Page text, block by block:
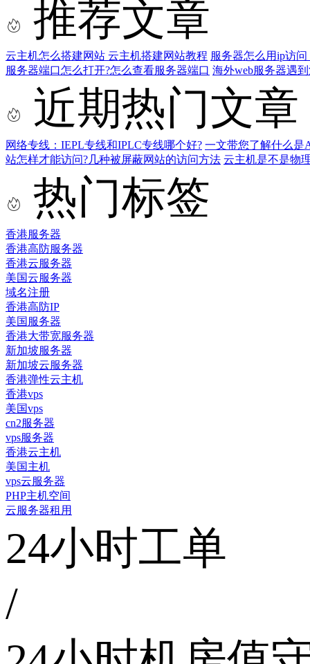
推荐文章
云主机怎么搭建网站 云主机搭建网站教程 服务器怎么用ip访问
服务器端口怎么打开?怎么查看服务器端口 海外web服务器遇
近期热门文章
网络专线：IEPL专线和IPLC专线哪个好? 一文带您了解什么是
站怎样才能访问?几种被屏蔽网站的访问方法 云主机是不是物
热门标签
香港服务器
香港高防服务器
香港云服务器
美国云服务器
域名注册
香港高防IP
美国服务器
香港大带宽服务器
新加坡服务器
新加坡云服务器
香港弹性云主机
香港vps
美国vps
cn2服务器
vps服务器
香港云主机
美国主机
vps云服务器
PHP主机空间
云服务器租用
24小时工单
/